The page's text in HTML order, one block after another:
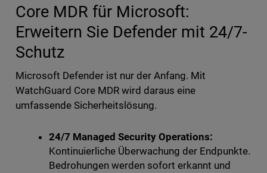
Core MDR für Microsoft:
Erweitern Sie Defender mit 24/7-
Schutz
Microsoft Defender ist nur der Anfang. Mit
WatchGuard Core MDR wird daraus eine
umfassende Sicherheitslösung.
24/7 Managed Security Operations:
Kontinuierliche Überwachung der Endpunkte.
Bedrohungen werden sofort erkannt und